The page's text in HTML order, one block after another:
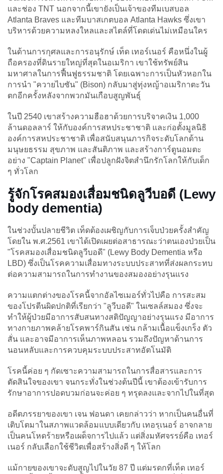
และช่อง TNT นอกจากนี้เขายังเป็นเจ้าของทีมเบสบอล
Atlanta Braves และทีมบาสเกตบอล Atlanta Hawks ซึ่งเขา
บริหารด้วยความหลงใหลและสไตล์ที่โดดเด่นไม่เหมือนใคร
ในด้านการกุศลและการอนุรักษ์ เท็ด เทอร์เนอร์ คือหนึ่งในผู้
ถือครองที่ดินรายใหญ่ที่สุดในอเมริกา เขาใช้ทรัพย์สิน
มหาศาลในการฟื้นฟูธรรมชาติ โดยเฉพาะการเป็นหัวหอกใน
การนำ "ควายไบซัน" (Bison) กลับมาสู่ทุ่งหญ้าอเมริกาตะวัน
ตกอีกครั้งหลังจากพวกมันเกือบสูญพันธุ์
ในปี 2540 เขาสร้างความฮือฮาด้วยการบริจาคเงิน 1,000
ล้านดอลลาร์ ให้กับองค์การสหประชาชาติ และก่อตั้งมูลนิธิ
องค์การสหประชาชาติ เพื่อสนับสนุนภารกิจระดับโลกด้าน
มนุษยธรรม สุขภาพ และสันติภาพ และสร้างการ์ตูนอมตะ
อย่าง "Captain Planet" เพื่อปลูกฝังจิตสำนึกรักโลกให้กับเด็ก
ๆ ทั่วโลก
รู้จักโรคสมองเสื่อมชนิดลูวีบอดี (Lewy
body dementia)
ในช่วงบั้นปลายชีวิต เท็ดต้องเผชิญกับการเจ็บป่วยครั้งสำคัญ
โดยใน พ.ศ.2561 เขาได้เปิดเผยต่อสาธารณะว่าตนเองป่วยเป็น
"โรคสมองเสื่อมชนิดลูวีบอดี" (Lewy Body Dementia หรือ
LBD) ซึ่งเป็นโรคความเสื่อมทางระบบประสาทที่ส่งผลกระทบ
ต่อความสามารถในการทำงานของสมองอย่างรุนแรง
ความแตกต่างของโรคนี้จากอัลไซเมอร์ทั่วไปคือ การสะสม
ของโปรตีนผิดปกติที่เรียกว่า "ลูวีบอดี" ในเซลล์สมอง ซึ่งจะ
ทำให้ผู้ป่วยมีอาการสับสนทางสติปัญญาอย่างรุนแรง มีอาการ
ทางกายภาพคล้ายโรคพาร์กินสัน เช่น กล้ามเนื้อแข็งเกร็ง ตัว
สั่น และอาจมีอาการเห็นภาพหลอน รวมถึงปัญหาด้านการ
นอนหลับและการควบคุมระบบประสาทอัตโนมัติ
โรคนี้ค่อย ๆ กัดเซาะความสามารถในการสื่อสารและการ
ตัดสินใจของเขา จนกระทั่งในช่วงต้นปีนี้ เขาต้องเข้ารับการ
รักษาอาการปอดบวมก่อนจะค่อย ๆ ทรุดลงและจากไปในที่สุด
อดีตภรรยาของเขา เจน ฟอนดา เคยกล่าวว่า หากเป็นคนอื่นที่
เติบโตมาในสภาพแวดล้อมแบบเดียวกับ เทอรฺเนอร์ อาจกลาย
เป็นคนโหดร้ายหรือเผด็จการไปแล้ว แต่สิ่งมหัศจรรย์คือ เทอร์
เนอร์ กลับเลือกใช้ชีวิตเพื่อสร้างสิ่งดี ๆ ให้โลก
แม้กายของเขาจะดับสูญไปในวัย 87 ปี แต่มรดกที่เท็ด เทอร์